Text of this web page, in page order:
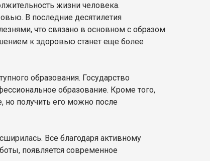
жизни человека.
В последние десятилетия
что связано в основном с образом
к здоровью станет еще более
образования. Государство
образование. Кроме того,
получить его можно после
Все благодаря активному
появляется современное